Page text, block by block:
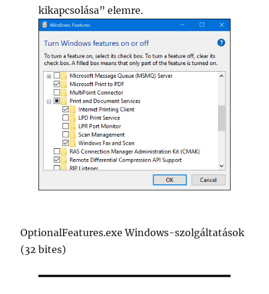
kikapcsolása” elemre.
OptionalFeatures.exe Windows-szolgáltatások
(32 bites)